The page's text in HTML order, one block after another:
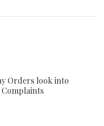
Orders look into